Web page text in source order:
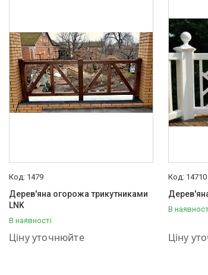
1479
Дерев'яна огорожа трикутниками
LNK
В наявності
Ціну уточнюйте
+380 (95) 001-03-55
14710
В
Ціну
+380